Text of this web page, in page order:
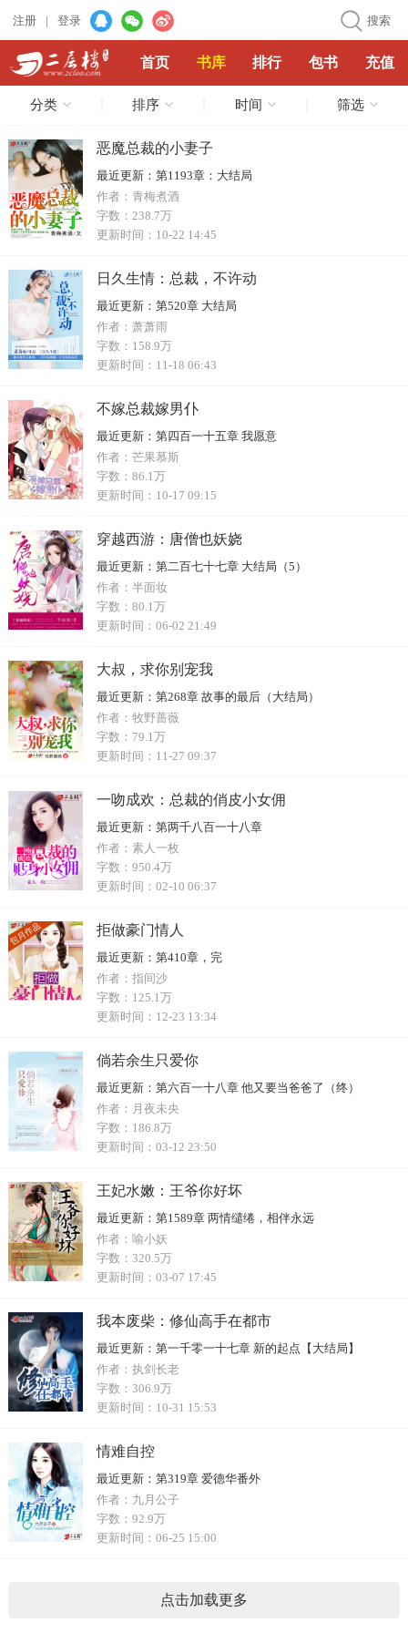
注册 | 登录 搜索
首页 书库 排行 包书 充值
分类 排序 时间 筛选
恶魔总裁的小妻子
最近更新： 第1193章：大结局
作者： 青梅煮酒
字数： 238.7万
更新时间： 10-22 14:45
日久生情：总裁，不许动
最近更新：
第520章 大结局
作者： 萧萧雨
字数： 158.9万
更新时间： 11-18 06:43
不嫁总裁嫁男仆
最近更新： 第四百一十五章 我愿意
作者： 芒果慕斯
字数： 86.1万
更新时间： 10-17 09:15
穿越西游：唐僧也妖娆
最近更新： 第二百七十七章 大结局（5）
作者： 半面妆
字数： 80.1万
更新时间： 06-02 21:49
大叔，求你别宠我
最近更新： 第268章 故事的最后（大结局）
作者： 牧野蔷薇
字数： 79.1万
更新时间： 11-27 09:37
一吻成欢：总裁的俏皮小女佣
最近更新： 第两千八百一十八章
作者： 素人一枚
字数： 950.4万
更新时间： 02-10 06:37
拒做豪门情人
最近更新： 第410章，完
作者： 指间沙
字数： 125.1万
更新时间： 12-23 13:34
倘若余生只爱你
最近更新： 第六百一十八章 他又要当爸爸了（终）
作者： 月夜未央
字数： 186.8万
更新时间： 03-12 23:50
王妃水嫩：王爷你好坏
最近更新： 第1589章 两情缱绻，相伴永远
作者： 喻小妖
字数： 320.5万
更新时间： 03-07 17:45
我本废柴：修仙高手在都市
最近更新： 第一千零一十七章 新的起点【大结局】
作者： 执剑长老
字数： 306.9万
更新时间： 10-31 15:53
情难自控
最近更新： 第319章 爱德华番外
作者： 九月公子
字数： 92.9万
更新时间： 06-25 15:00
点击加载更多